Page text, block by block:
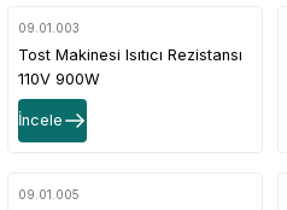
09.01.003
Tost Makinesi Isıtıcı Rezistansı
110V 900W
İncele
09.01.005